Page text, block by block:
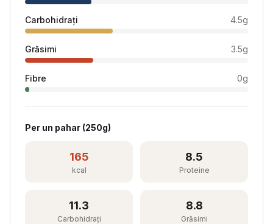
Carbohidrați 4.5g
Grăsimi 3.5g
Fibre 0g
Per un pahar (250g)
165
kcal
8.5
Proteine
11.3
Carbohidrați
8.8
Grăsimi